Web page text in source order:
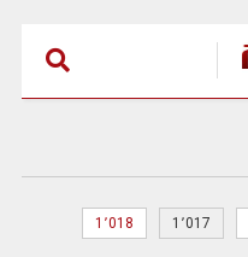
1٬017 1٬018